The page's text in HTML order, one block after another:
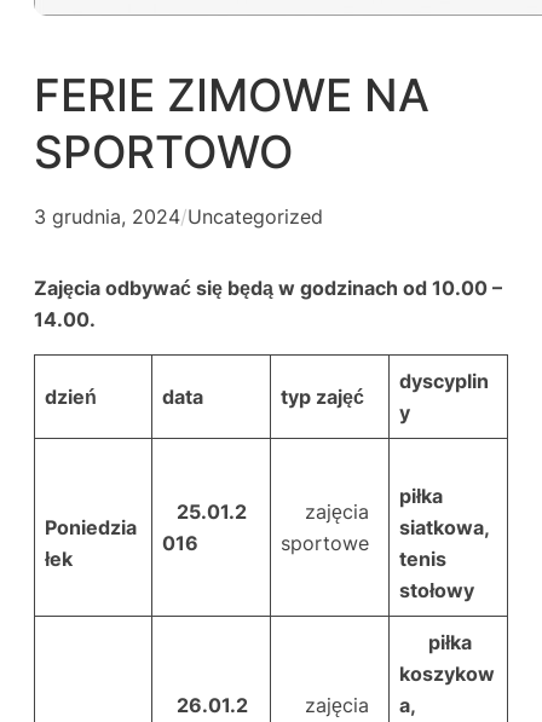
FERIE ZIMOWE NA
SPORTOWO
3 grudnia, 2024/Uncategorized
Zajęcia odbywać się będą w godzinach od 10.00 –
14.00.
dzień data typ zajęć
dyscyplin
y
Poniedzia
łek
25.01.2
016
zajęcia
sportowe
piłka
siatkowa,
tenis
stołowy
26.01.2
zajęcia
piłka
koszykow
a,